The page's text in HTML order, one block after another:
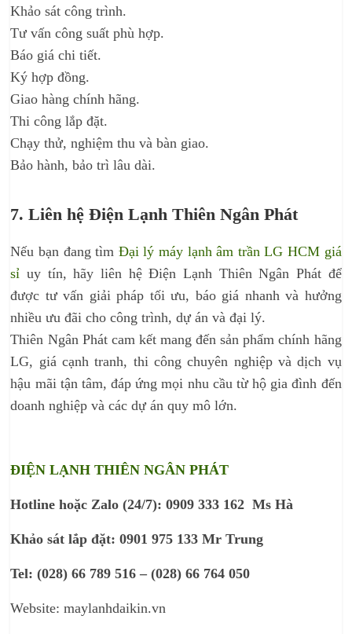
Khảo sát công trình.
Tư vấn công suất phù hợp.
Báo giá chi tiết.
Ký hợp đồng.
Giao hàng chính hãng.
Thi công lắp đặt.
Chạy thử, nghiệm thu và bàn giao.
Bảo hành, bảo trì lâu dài.
7. Liên hệ Điện Lạnh Thiên Ngân Phát
Nếu bạn đang tìm Đại lý máy lạnh âm trần LG HCM giá
sỉuy tín, hãy liên hệ Điện Lạnh Thiên Ngân Phát để
được tư vấn giải pháp tối ưu, báo giá nhanh và hưởng
nhiều ưu đãi cho công trình, dự án và đại lý.
Thiên Ngân Phát cam kết mang đến sản phẩm chính hãng
LG, giá cạnh tranh, thi công chuyên nghiệp và dịch vụ
hậu mãi tận tâm, đáp ứng mọi nhu cầu từ hộ gia đình đến
doanh nghiệp và các dự án quy mô lớn.
ĐIỆN LẠNH THIÊN NGÂN PHÁT
Hotline hoặc Zalo (24/7): 0909 333 162 Ms Hà
Khảo sát lắp đặt: 0901 975 133 Mr Trung
Tel: (028) 66 789 516 – (028) 66 764 050
Website: maylanhdaikin.vn